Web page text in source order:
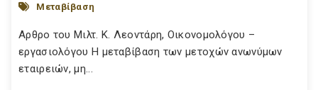
Μεταβίβαση
Αρθρο του Μιλτ. Κ. Λεοντάρη, Οικονομολόγου –
εργασιολόγου Η μεταβίβαση των μετοχών ανωνύμων
εταιρειών, μη...